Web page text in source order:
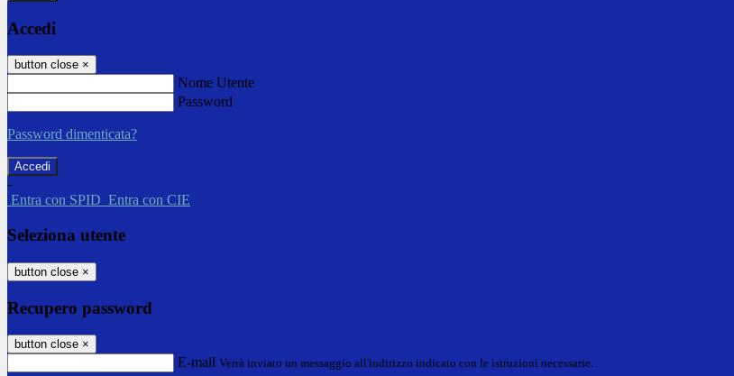
Accedi
button close ×
Nome Utente
Password
Password dimenticata?
-
Entra con SPID Entra con CIE
Seleziona utente
button close ×
Recupero password
button close ×
E-mail Verrà inviato un messaggio all'indirizzo indicato con le istruzioni necessarie.